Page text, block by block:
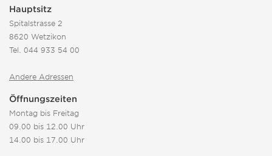
Hauptsitz
Spitalstrasse 2
8620 Wetzikon
Tel. 044 933 54 00
Andere Adressen
Öffnungszeiten
Montag bis Freitag
09.00 bis 12.00 Uhr
14.00 bis 17.00 Uhr